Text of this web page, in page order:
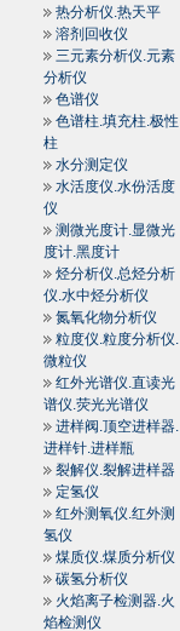
热分析仪.热天平
溶剂回收仪
三元素分析仪.元素
分析仪
色谱仪
色谱柱.填充柱.极性
柱
水分测定仪
水活度仪.水份活度
仪
测微光度计.显微光
度计.黑度计
烃分析仪.总烃分析
仪.水中烃分析仪
氮氧化物分析仪
粒度仪.粒度分析仪.
微粒仪
红外光谱仪.直读光
谱仪.荧光光谱仪
进样阀.顶空进样器.
进样针.进样瓶
裂解仪.裂解进样器
定氢仪
红外测氧仪.红外测
氢仪
煤质仪.煤质分析仪
碳氢分析仪
火焰离子检测器.火
焰检测仪